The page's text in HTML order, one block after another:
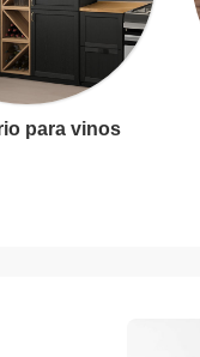
para vinos